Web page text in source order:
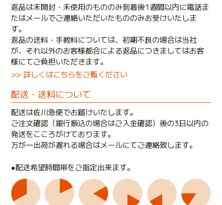
返品は未開封・未使用のもののみ到着後1週間以内に電話ま
たはメールでご連絡いただいたもののみお受けいたしま
す。
返品の送料・手数料については、初期不良の場合は当社
が、それ以外のお客様都合による返品につきましてはお客
様にてご負担いただきます。
>> 詳しくはこちらをご覧ください
配送・送料について
配送は佐川急便でお届けいたします。
ご注文確認（銀行振込の場合はご入金確認）後の3日以内の
発送をこころがけております。
万が一出荷が遅れる場合はメールにてご連絡致します。
●配送希望時間帯をご指定出来ます。